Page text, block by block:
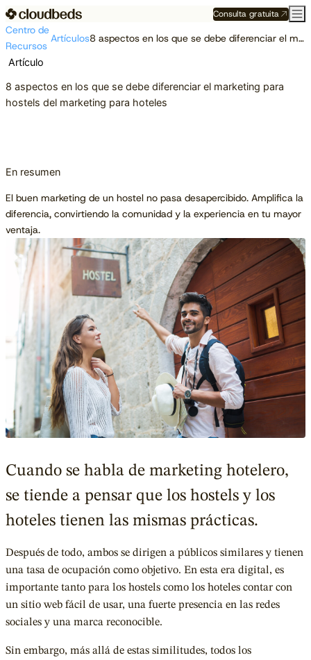
Consulta gratuita
Centro de
Recursos
Artículos 8 aspectos en los que se debe diferenciar el marketing para hostels del marketing para hoteles
Artículo
8 aspectos en los que se debe diferenciar el marketing para
hostels del marketing para hoteles
En resumen
El buen marketing de un hostel no pasa desapercibido. Amplifica la
diferencia, convirtiendo la comunidad y la experiencia en tu mayor
ventaja.
Cuando se habla de marketing hotelero,
se tiende a pensar que los hostels y los
hoteles tienen las mismas prácticas.
Después de todo, ambos se dirigen a públicos similares y tienen
una tasa de ocupación como objetivo. En esta era digital, es
importante tanto para los hostels como los hoteles contar con
un sitio web fácil de usar, una fuerte presencia en las redes
sociales y una marca reconocible.
Sin embargo, más allá de estas similitudes, todos los